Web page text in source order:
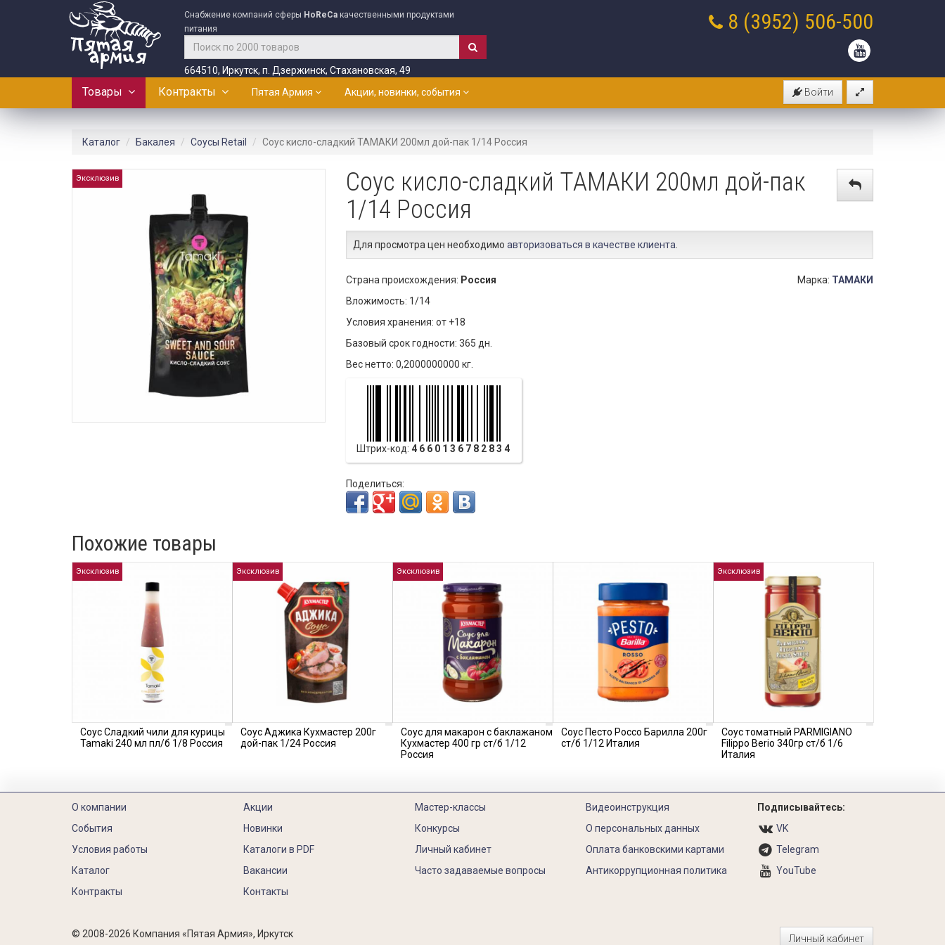
Снабжение компаний сферы HoReCa качественными продуктами
питания
664510, Иркутск, п. Дзержинск, Стахановская, 49
8 (3952) 506-500
Войти
Товары Контракты Пятая Армия Акции, новинки, события
Каталог Бакалея Соусы Retail Соус кисло-сладкий ТАМАКИ 200мл дой-пак 1/14 Россия
Эксклюзив
Соус кисло-сладкий ТАМАКИ 200мл дой-пак
1/14 Россия
Для просмотра цен необходимо авторизоваться в качестве клиента
Страна происхождения: Россия
Вложимость: 1/14
Условия хранения: от +18
Базовый срок годности: 365 дн.
Вес нетто: 0,2000000000 кг.
Марка: ТАМАКИ
Штрих-код: 4660136782834
Поделиться:
Похожие товары
Эксклюзив
Соус Сладкий чили для курицы
Tamaki 240 мл пл/б 1/8 Россия
Эксклюзив
Соус Аджика Кухмастер 200г
дой-пак 1/24 Россия
Эксклюзив
Соус для макарон с баклажаном
Кухмастер 400 гр ст/б 1/12
Россия
Соус Песто Россо Барилла 200г
ст/б 1/12 Италия
Эксклюзив
Соус томатный PARMIGIANO
Filippo Berio 340гр ст/б 1/6
Италия
О компании
События
Условия работы
Каталог
Контракты
Акции
Новинки
Каталоги в PDF
Вакансии
Контакты
Мастер-классы
Конкурсы
Личный кабинет
Часто задаваемые вопросы
Видеоинструкция
О персональных данных
Оплата банковскими картами
Антикоррупционная политика
Подписывайтесь:
VK
Telegram
YouTube
© 2008-2026 Компания «Пятая Армия», Иркутск Личный кабинет